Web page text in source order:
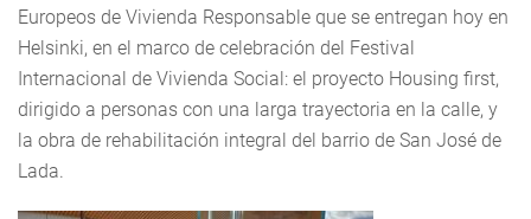
Europeos de Vivienda Responsable que se entregan hoy en
Helsinki, en el marco de celebración del Festival
Internacional de Vivienda Social: el proyecto Housing first,
dirigido a personas con una larga trayectoria en la calle, y
la obra de rehabilitación integral del barrio de San José de
Lada​.